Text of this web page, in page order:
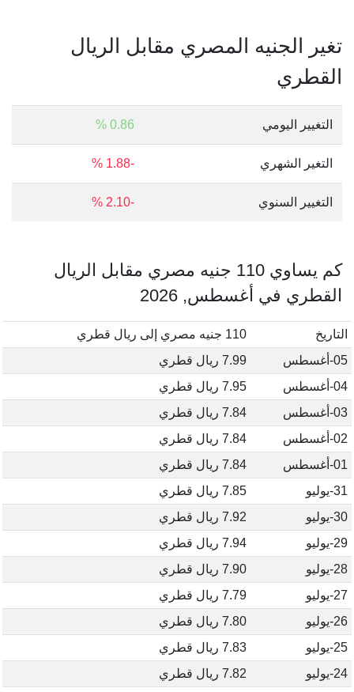
تغير الجنيه المصري مقابل الريال
القطري
التغيير اليومي 0.86 %
التغير الشهري -1.88 %
التغيير السنوي -2.10 %
كم يساوي 110 جنيه مصري مقابل الريال
القطري في أغسطس, 2026
التاريخ
110 جنيه مصري إلى ريال قطري
05-أغسطس
7.99 ريال قطري
04-أغسطس
7.95 ريال قطري
03-أغسطس
7.84 ريال قطري
02-أغسطس
7.84 ريال قطري
01-أغسطس
7.84 ريال قطري
31-يوليو
7.85 ريال قطري
30-يوليو
7.92 ريال قطري
29-يوليو
7.94 ريال قطري
28-يوليو
7.90 ريال قطري
27-يوليو
7.79 ريال قطري
26-يوليو
7.80 ريال قطري
25-يوليو
7.83 ريال قطري
24-يوليو
7.82 ريال قطري